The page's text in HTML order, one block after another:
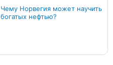
Чему Норвегия может научить
богатых нефтью?